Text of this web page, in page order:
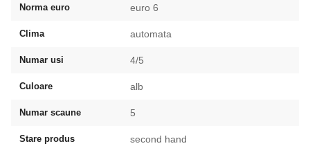
Norma euro euro 6
Clima automata
Numar usi 4/5
Culoare alb
Numar scaune 5
Stare produs second hand